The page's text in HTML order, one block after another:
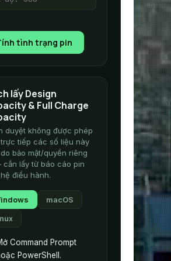
tình trạng pin
lấy Design
& Full Charge
duyệt không được phép
tiếp các số liệu này
bảo mật/quyền riêng
lấy từ báo cáo pin
điều hành.
macOS
Command Prompt
PowerShell.